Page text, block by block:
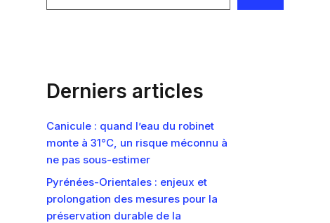
Derniers articles
Canicule : quand l’eau du robinet
monte à 31°C, un risque méconnu à
ne pas sous-estimer
Pyrénées-Orientales : enjeux et
prolongation des mesures pour la
préservation durable de la